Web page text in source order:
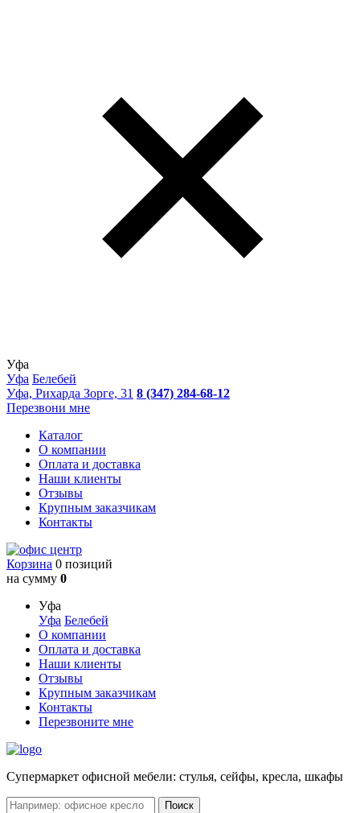
Уфа
Уфа Белебей
Уфа, Рихарда Зорге, 31 8 (347) 284-68-12
Перезвони мне
Каталог
О компании
Оплата и доставка
Наши клиенты
Отзывы
Крупным заказчикам
Контакты
Корзина 0 позиций
на сумму 0
Уфа
Уфа Белебей
О компании
Оплата и доставка
Наши клиенты
Отзывы
Крупным заказчикам
Контакты
Перезвоните мне
Cупермаркет офисной мебели: стулья, сейфы, кресла, шкафы